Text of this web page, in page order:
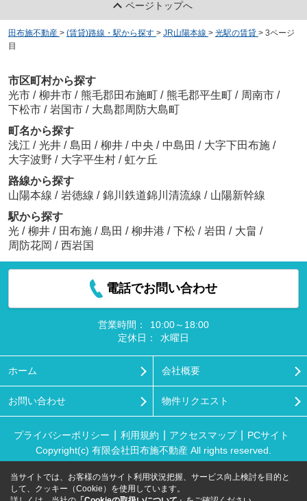
ページトップへ
田布施不動産 > (賃貸)路線・駅から探す > JR山陽本線 > 光駅の賃貸 > 3ページ
目
市区町村から探す
光市 / 柳井市 / 熊毛郡田布施町 / 熊毛郡平生町 / 周南市 /
下松市 / 岩国市 / 大島郡周防大島町
町名から探す
浅江 / 光井 / 島田 / 柳井 / 中央 / 中島田 / 大字下田布施 /
大字波野 / 大字平生村 / 虹ケ丘
路線から探す
山陽本線 / 岩徳線 / 錦川鉄道錦川清流線 / 山陽新幹線
駅から探す
光 / 柳井 / 田布施 / 島田 / 柳井港 / 下松 / 岩田 / 大畠 /
周防花岡 / 西岩国
電話でお問い合わせ
営業時間：
10:00～18:00
定休日：
水曜日
ホーム 会社概要
お問い合わせ 物件リクエスト
プライバシーポリシー 利用規約 アクセスマップ
PCサイト
Copyright(c) 有限会社田布施不動産 All rights reserved.
当サイトでは、お客様の当サイト利用状況把握、サービス向上検討を目的と
して、クッキー（Cookie）を使用しています。